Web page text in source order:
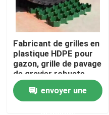
Aperçu
Produits
Fabricant de grilles en
plastique HDPE pour
gazon, grille de pavage
de gravier robuste
pour allées, aires de
stationnement et
renforcement du sol
envoyer une